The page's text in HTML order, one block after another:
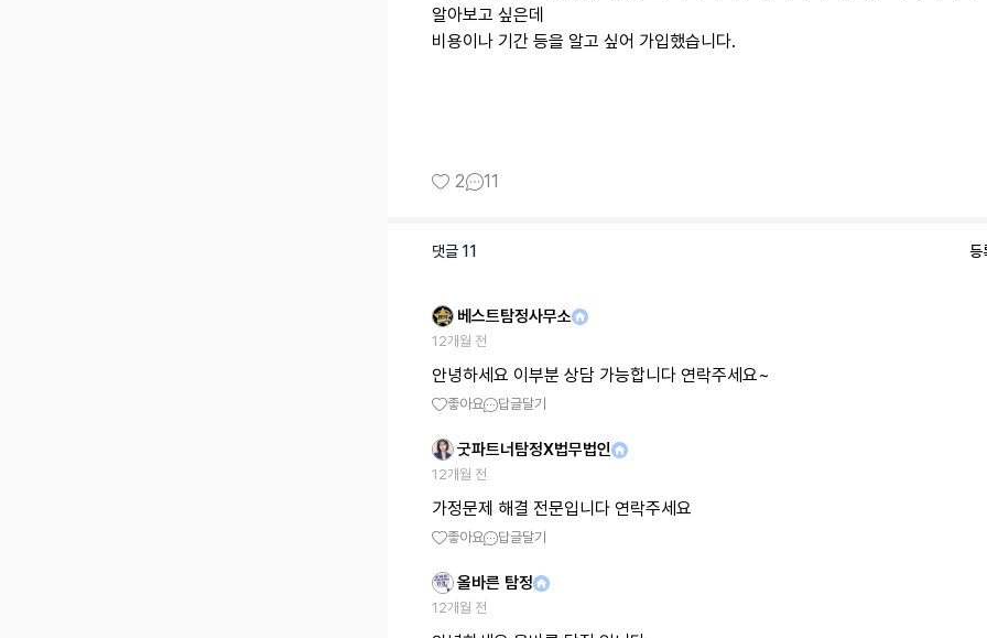
알아보고 싶은데
비용이나 기간 등을 알고 싶어 가입했습니다.
2 11
댓글 11 등
베스트탐정사무소
12개월 전
안녕하세요 이부분 상담 가능합니다 연락주세요~
좋아요 답글달기
굿파트너탐정X법무법인
12개월 전
가정문제 해결 전문입니다 연락주세요
좋아요 답글달기
올바른 탐정
12개월 전